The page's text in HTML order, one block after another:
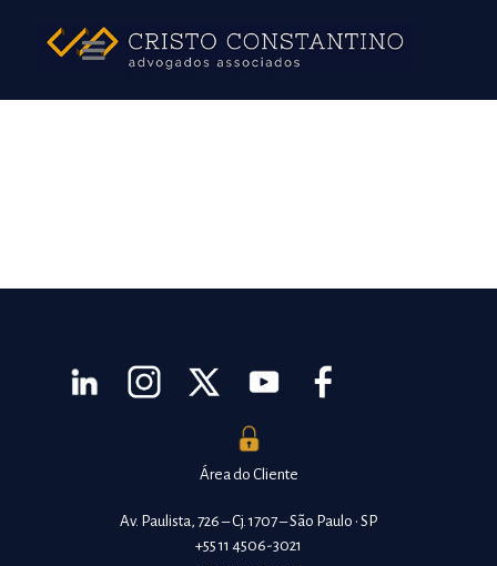
Área do Cliente
Av. Paulista, 726 – Cj. 1707 – São Paulo • SP
+55 11 4506-3021